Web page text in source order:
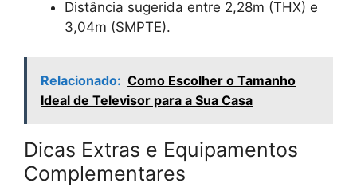
Distância sugerida entre 2,28m (THX) e
3,04m (SMPTE).
Relacionado: Como Escolher o Tamanho
Ideal de Televisor para a Sua Casa
Dicas Extras e Equipamentos
Complementares